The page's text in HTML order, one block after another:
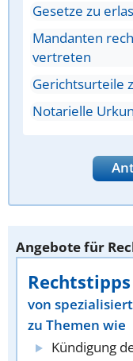
Gesetze zu
Mandanten
vertreten
Gerichtsurteile
Notarielle
Angebote für
Rechtstipps
von
zu Themen wie
Kündigung